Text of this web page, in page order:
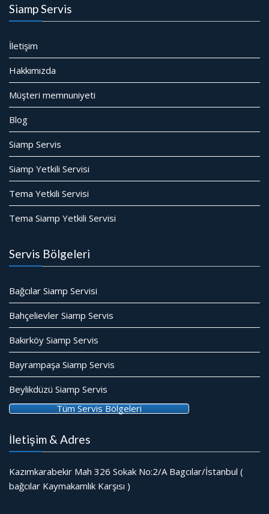
Siamp Servis
İletişim
Hakkımızda
Müşteri memnuniyeti
Blog
Siamp Servis
Siamp Yetkili Servisi
Tema Yetkili Servisi
Tema Siamp Yetkili Servisi
Servis Bölgeleri
Bağcılar Siamp Servisi
Bahçelievler Siamp Servis
Bakırköy Siamp Servis
Bayrampaşa Siamp Servis
Beylikdüzü Siamp Servis
Tüm Servis Bölgeleri
İletişim & Adres
Kazımkarabekir Mah 326 Sokak No:2/A Bagcılar/İstanbul (
bağcılar Kaymakamlık Karşısı )